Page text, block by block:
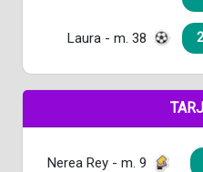
Laura - m. 38
Nerea Rey - m. 9